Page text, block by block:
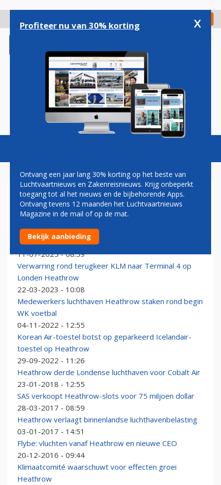
gaan
Check in
Magazine Podcasts Vacatures
LONDON HEATHROW
Londen Heathrow wil miljarden investeren in
verbeteren luchthaven
11-07-2025 - 08:59
Verwarring rond terugkeer KLM naar Terminal 4 op
Londen Heathrow
22-03-2023 - 10:08
Medewerkers luchthaven Heathrow staken rond begin
WK voetbal
04-11-2022 - 12:55
Korean Air-toestel botst op geparkeerd Icelandair-
toestel op Heathrow
29-09-2022 - 11:26
Heathrow derde Londense luchthaven voor Cobalt Air
23-01-2018 - 12:55
SAS verkoopt Heathrow-slots voor 75 miljoen dollar
28-03-2017 - 08:59
Heathrow verlaagt binnenlandse luchthavenbelasting
03-01-2017 - 14:51
Flybe: vluchten vanaf Heathrow en nieuwe CEO
20-12-2016 - 09:44
Klimaatcomité waarschuwt voor effecten groei
Heathrow
Profiteer nu van 30% korting x
Ontvang een jaar lang 30% korting op het beste van
Luchtvaartnieuws en Zakenreisnieuws. Krijg onbeperkt
toegang tot al het nieuws en de bijbehorende Apps.
Ontvang tevens 12 maanden het Luchtvaartnieuws
Magazine in de mail of op de mat.
Bekijk aanbieding